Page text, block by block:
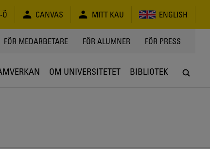
Ö CANVAS MITT KAU ENGLISH
FÖR MEDARBETARE FÖR ALUMNER FÖR PRESS
OM UNIVERSITETET BIBLIOTEK